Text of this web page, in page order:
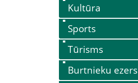
Kultūra
Sports
Tūrisms
Burtnieku ezers